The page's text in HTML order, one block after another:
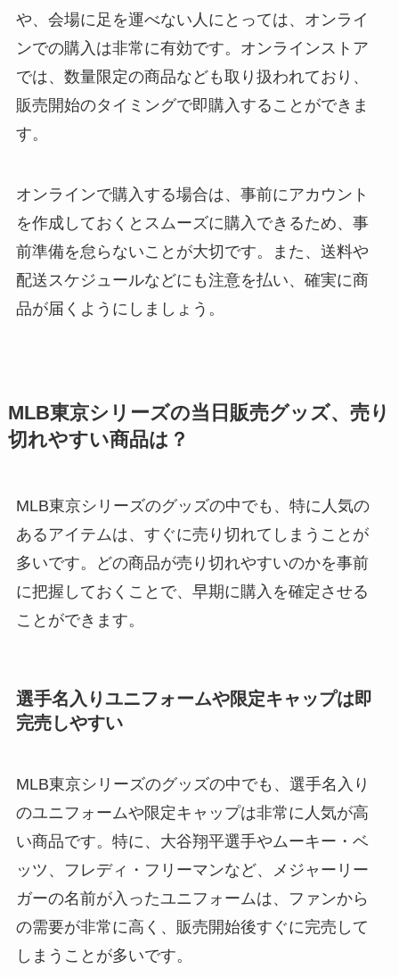
や、会場に足を運べない人にとっては、オンライ
ンでの購入は非常に有効です。オンラインストア
では、数量限定の商品なども取り扱われており、
販売開始のタイミングで即購入することができま
す。
オンラインで購入する場合は、事前にアカウント
を作成しておくとスムーズに購入できるため、事
前準備を怠らないことが大切です。また、送料や
配送スケジュールなどにも注意を払い、確実に商
品が届くようにしましょう。
MLB東京シリーズの当日販売グッズ、売り
切れやすい商品は？
MLB東京シリーズのグッズの中でも、特に人気の
あるアイテムは、すぐに売り切れてしまうことが
多いです。どの商品が売り切れやすいのかを事前
に把握しておくことで、早期に購入を確定させる
ことができます。
選手名入りユニフォームや限定キャップは即
完売しやすい
MLB東京シリーズのグッズの中でも、選手名入り
のユニフォームや限定キャップは非常に人気が高
い商品です。特に、大谷翔平選手やムーキー・ベ
ッツ、フレディ・フリーマンなど、メジャーリー
ガーの名前が入ったユニフォームは、ファンから
の需要が非常に高く、販売開始後すぐに完売して
しまうことが多いです。